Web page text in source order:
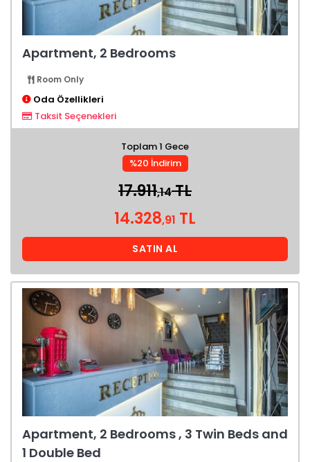
Apartment, 2 Bedrooms
Room Only
Oda Özellikleri
Taksit Seçenekleri
Toplam 1 Gece
%20 İndirim
17.911,14TL
14.328,91 TL
SATIN AL
Apartment, 2 Bedrooms , 3 Twin Beds and
1 Double Bed